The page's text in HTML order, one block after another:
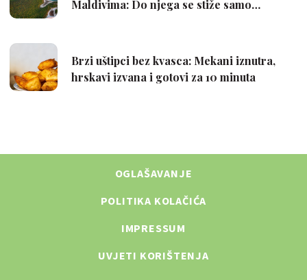
OGLAŠAVANJE
POLITIKA KOLAČIĆA
IMPRESSUM
UVJETI KORIŠTENJA